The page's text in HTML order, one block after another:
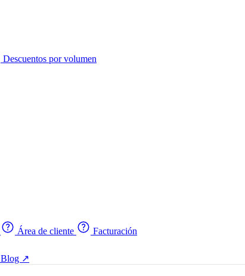
Descuentos por volumen
Área de cliente
Facturación
Blog ↗